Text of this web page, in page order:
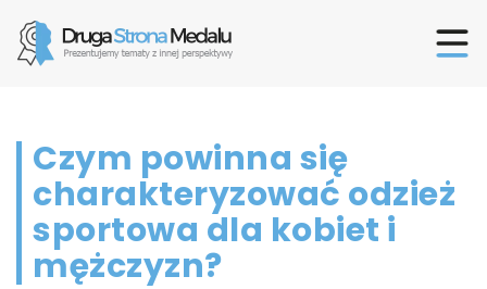
Czym powinna się
charakteryzować odzież
sportowa dla kobiet i
mężczyzn?